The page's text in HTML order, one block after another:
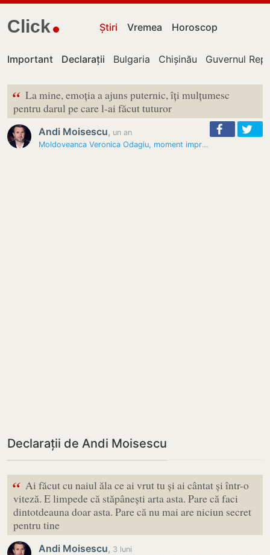
Click Știri Vremea Horoscop
Important Declarații Bulgaria Chișinău Guvernul
“ La mine, emoția a ajuns puternic, îți mulțumesc
pentru darul pe care l-ai făcut tuturor
Andi Moisescu, un an
Moldoveanca Veronica Odagiu, moment impresionant de poezie. Reacția…
Declarații de Andi Moisescu
“ Ai făcut cu naiul ăla ce ai vrut tu și ai cântat și într-o
viteză. E limpede că stăpânești arta asta. Pare că faci
dintotdeauna doar asta. Pare că nu mai are niciun secret
pentru tine
Andi Moisescu, 3 luni